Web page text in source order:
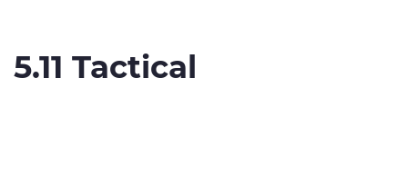
5.11 Tactical